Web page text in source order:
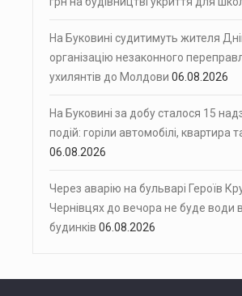
На Буковині судитимуть жителя
організацію незаконного
ухилянтів до Молдови 06.08.2026
На Буковині за добу сталося 15
подій: горіли автомобілі, квартира
06.08.2026
Через аварію на бульварі Героїв
Чернівцях до вечора не буде води
будинків 06.08.2026